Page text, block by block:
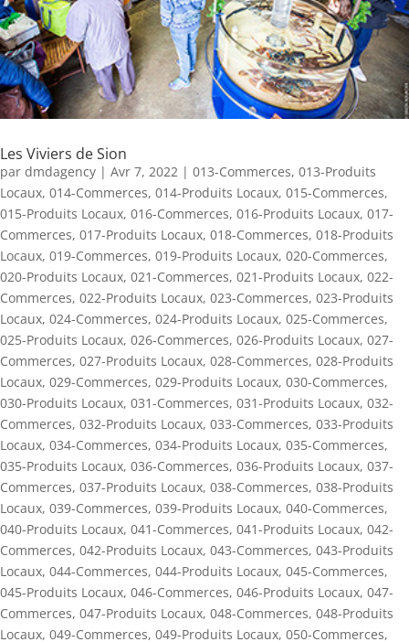
Les Viviers de Sion
par dmdagency | Avr 7, 2022 | 013-Commerces, 013-Produits
Locaux, 014-Commerces, 014-Produits Locaux, 015-Commerces,
015-Produits Locaux, 016-Commerces, 016-Produits Locaux, 017-
Commerces, 017-Produits Locaux, 018-Commerces, 018-Produits
Locaux, 019-Commerces, 019-Produits Locaux, 020-Commerces,
020-Produits Locaux, 021-Commerces, 021-Produits Locaux, 022-
Commerces, 022-Produits Locaux, 023-Commerces, 023-Produits
Locaux, 024-Commerces, 024-Produits Locaux, 025-Commerces,
025-Produits Locaux, 026-Commerces, 026-Produits Locaux, 027-
Commerces, 027-Produits Locaux, 028-Commerces, 028-Produits
Locaux, 029-Commerces, 029-Produits Locaux, 030-Commerces,
030-Produits Locaux, 031-Commerces, 031-Produits Locaux, 032-
Commerces, 032-Produits Locaux, 033-Commerces, 033-Produits
Locaux, 034-Commerces, 034-Produits Locaux, 035-Commerces,
035-Produits Locaux, 036-Commerces, 036-Produits Locaux, 037-
Commerces, 037-Produits Locaux, 038-Commerces, 038-Produits
Locaux, 039-Commerces, 039-Produits Locaux, 040-Commerces,
040-Produits Locaux, 041-Commerces, 041-Produits Locaux, 042-
Commerces, 042-Produits Locaux, 043-Commerces, 043-Produits
Locaux, 044-Commerces, 044-Produits Locaux, 045-Commerces,
045-Produits Locaux, 046-Commerces, 046-Produits Locaux, 047-
Commerces, 047-Produits Locaux, 048-Commerces, 048-Produits
Locaux, 049-Commerces, 049-Produits Locaux, 050-Commerces,